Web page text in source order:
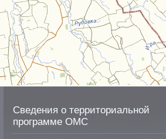
Сведения о территориальной
программе ОМС